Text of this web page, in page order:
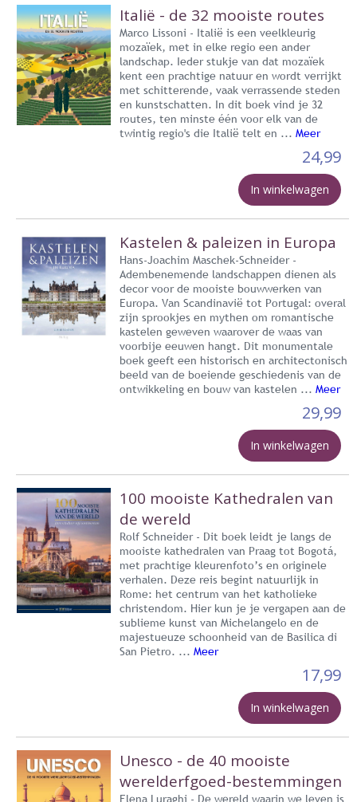
Italië - de 32 mooiste routes
Marco Lissoni - Italië is een veelkleurig
mozaïek, met in elke regio een ander
landschap. Ieder stukje van dat mozaïek
kent een prachtige natuur en wordt verrijkt
met schitterende, vaak verrassende steden
en kunstschatten. In dit boek vind je 32
routes, ten minste één voor elk van de
twintig regio's die Italië telt en ... Meer
24,99
In winkelwagen
Kastelen & paleizen in Europa
Hans-Joachim Maschek-Schneider -
Adembenemende landschappen dienen als
decor voor de mooiste bouwwerken van
Europa. Van Scandinavië tot Portugal: overal
zijn sprookjes en mythen om romantische
kastelen geweven waarover de waas van
voorbije eeuwen hangt. Dit monumentale
boek geeft een historisch en architectonisch
beeld van de boeiende geschiedenis van de
ontwikkeling en bouw van kastelen ... Meer
29,99
In winkelwagen
100 mooiste Kathedralen van
de wereld
Rolf Schneider - Dit boek leidt je langs de
mooiste kathedralen van Praag tot Bogotá,
met prachtige kleurenfoto’s en originele
verhalen. Deze reis begint natuurlijk in
Rome: het centrum van het katholieke
christendom. Hier kun je je vergapen aan de
sublieme kunst van Michelangelo en de
majestueuze schoonheid van de Basilica di
San Pietro. ... Meer
17,99
In winkelwagen
Unesco - de 40 mooiste
werelderfgoed-bestemmingen
Elena Luraghi - De wereld waarin we leven is